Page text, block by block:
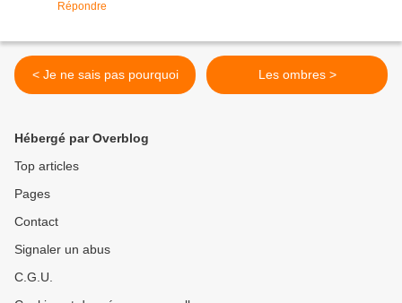
Répondre
< Je ne sais pas pourquoi Les ombres >
Hébergé par Overblog
Top articles
Pages
Contact
Signaler un abus
C.G.U.